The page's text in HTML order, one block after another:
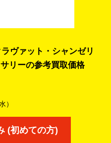
ヴァット・シャンゼリ
リーの参考買取価格
）
(初めての方)